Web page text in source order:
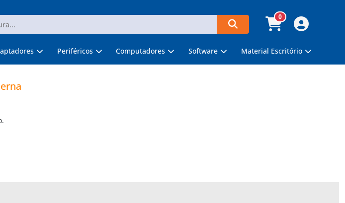
0
Periféricos Computadores Software Material Escritório